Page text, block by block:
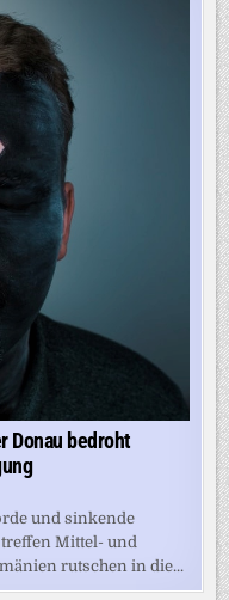
Donau bedroht
und sinkende
treffen Mittel- und
rutschen in die...